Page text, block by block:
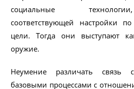
социальные
соответствующей настройки
цели. Тогда они выступают
оружие.
Неумение различать связь
базовыми процессами с